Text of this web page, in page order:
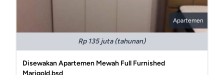
Apartemen
Rp 135 juta (tahunan)
Disewakan Apartemen Mewah Full Furnished
Marigold,bsd